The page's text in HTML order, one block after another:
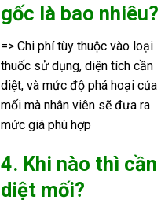
gốc là bao nhiêu?
=> Chi phí tùy thuộc vào loại
thuốc sử dụng, diện tích cần
diệt, và mức độ phá hoại của
mối mà nhân viên sẽ đưa ra
mức giá phù hợp
4. Khi nào thì cần
diệt mối?